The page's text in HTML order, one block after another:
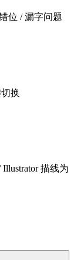
位 / 漏字问题
换
描线为